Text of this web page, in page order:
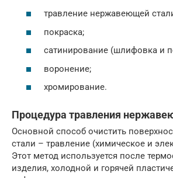
травление нержавеющей
покраска;
сатинирование (шлифовка и
воронение;
хромирование.
Процедура травления
Основной способ очистить
стали – травление (химическое и
Этот метод используется после
изделия, холодной и горячей